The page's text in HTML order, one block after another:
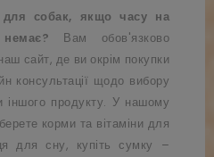
для собак, якщо часу на
Вам обов'язково
сайт, де ви окрім покупки
консультації щодо вибору
іншого продукту. У нашому
корми та вітаміни для
для сну, купіть сумку –